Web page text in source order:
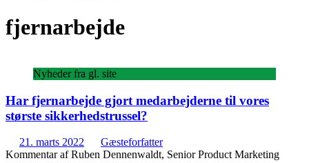
fjernarbejde
Nyheder fra gl. site
Har fjernarbejde gjort medarbejderne til vores
største sikkerhedstrussel?
21. marts 2022
Gæsteforfatter
Kommentar af Ruben Dennenwaldt, Senior Product Marketing